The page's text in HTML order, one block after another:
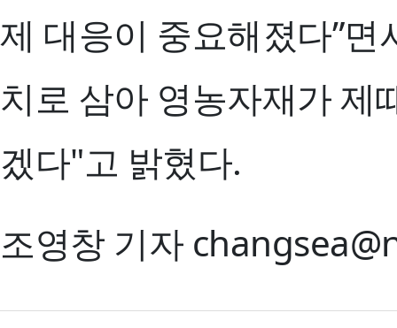
제 대응이 중요해졌다”면
치로 삼아 영농자재가 제
겠다"고 밝혔다.
조영창 기자